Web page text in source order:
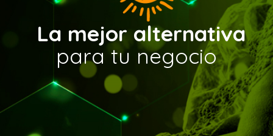
La mejor alternativa
para tu negocio